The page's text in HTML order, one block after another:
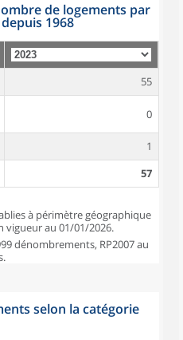
de logements par
1968
55
0
1
57
à périmètre géographique
vigueur au 01/01/2026.
dénombrements, RP2007 au
selon la catégorie